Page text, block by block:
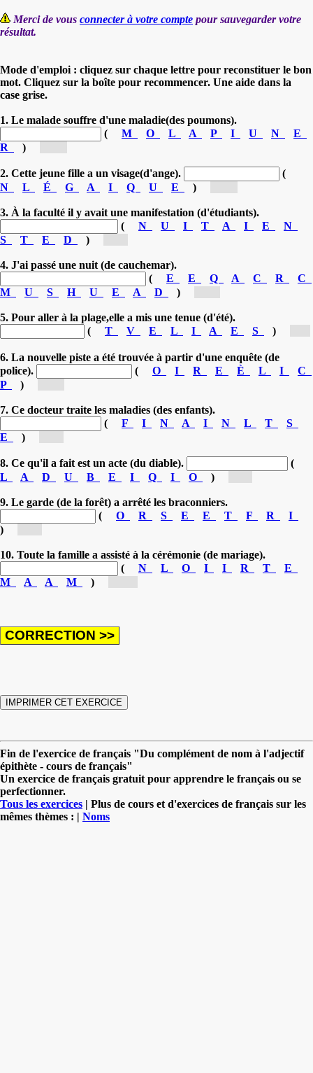
Merci de vous connecter à votre compte pour sauvegarder votre
résultat.
Mode d'emploi : cliquez sur chaque lettre pour reconstituer le bon
mot. Cliquez sur la boîte pour recommencer. Une aide dans la
case grise.
1. Le malade souffre d'une maladie(des poumons).
(
M O L A P I U N
E
R
)
2. Cette jeune fille a un visage(d'ange).
(
N
L É G A I Q U E )
3. À la faculté il y avait une manifestation (d'étudiants).
(
N U I T A I E
N
S
T E D )
4. J'ai passé une nuit (de cauchemar).
(
E E Q A C R
C
M
U S H U E A D )
5. Pour aller à la plage,elle a mis une tenue (d'été).
(
T V E L I A E S )
6. La nouvelle piste a été trouvée à partir d'une enquête (de
police).
( O I R E È L I
C
P
)
7. Ce docteur traite les maladies (des enfants).
(
F I N A I N L T
S
E
)
8. Ce qu'il a fait est un acte (du diable).
(
L
A D U B E I Q I O )
9. Le garde (de la forêt) a arrêté les braconniers.
(
O R S E E T F R
I
)
10. Toute la famille a assisté à la cérémonie (de mariage).
(
N L O I I R T
E
M
A A M )
Fin de l'exercice de français "Du complément de nom à l'adjectif
épithète - cours de français"
Un exercice de français gratuit pour apprendre le français ou se
perfectionner.
Tous les exercices | Plus de cours et d'exercices de français sur les
mêmes thèmes : | Noms